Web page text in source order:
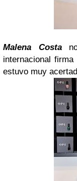
Malena Costano
internacional
estuvo muy